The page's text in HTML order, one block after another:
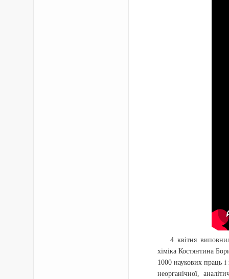
4 квітня
хіміка Костянтина
1000 наукових праць
неорганічної,